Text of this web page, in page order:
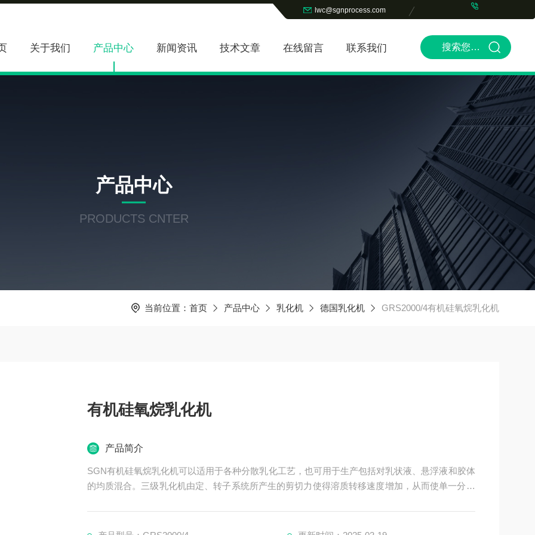
lwc@sgnprocess.com
关于我们 产品中心 新闻资讯 技术文章 在线留言 联系我们
产品中心
PRODUCTS CNTER
当前位置： 首页 产品中心 乳化机 德国乳化机 GRS2000/4有机硅氧烷乳化机
有机硅氧烷乳化机
产品简介
SGN有机硅氧烷乳化机可以适用于各种分散乳化工艺，也可用于生产包括对乳状液、悬浮液和胶体
的均质混合。三级乳化机由定、转子系统所产生的剪切力使得溶质转移速度增加，从而使单一分子